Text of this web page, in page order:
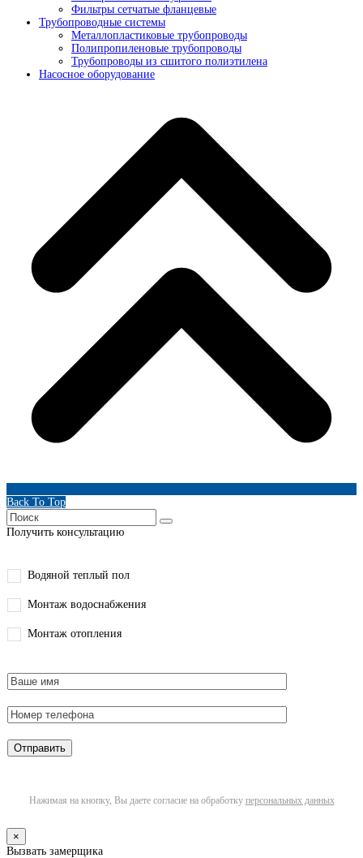
Фильтры сетчатые фланцевые
Трубопроводные системы
Металлопластиковые трубопроводы
Полипропиленовые трубопроводы
Трубопроводы из сшитого полиэтилена
Насосное оборудование
Back To Top
Получить консультацию
Водяной теплый пол
Монтаж водоснабжения
Монтаж отопления
Нажимая на кнопку, Вы даете согласие на обработку персональных данных
×
Вызвать замерщика